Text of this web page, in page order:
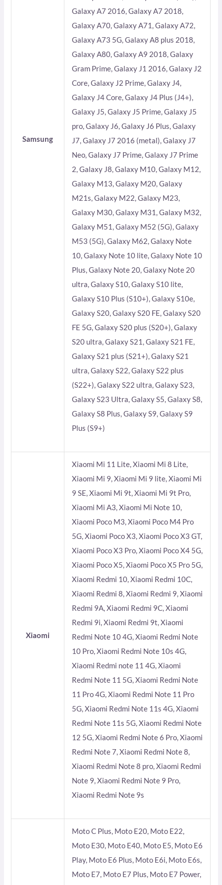
Samsung
Galaxy A7 2016, Galaxy A7 2018,
Galaxy A70, Galaxy A71, Galaxy A72,
Galaxy A73 5G, Galaxy A8 plus 2018,
Galaxy A80, Galaxy A9 2018, Galaxy
Gram Prime, Galaxy J1 2016, Galaxy J2
Core, Galaxy J2 Prime, Galaxy J4,
Galaxy J4 Core, Galaxy J4 Plus (J4+),
Galaxy J5, Galaxy J5 Prime, Galaxy J5
pro, Galaxy J6, Galaxy J6 Plus, Galaxy
J7, Galaxy J7 2016 (metal), Galaxy J7
Neo, Galaxy J7 Prime, Galaxy J7 Prime
2, Galaxy J8, Galaxy M10, Galaxy M12,
Galaxy M13, Galaxy M20, Galaxy
M21s, Galaxy M22, Galaxy M23,
Galaxy M30, Galaxy M31, Galaxy M32,
Galaxy M51, Galaxy M52 (5G), Galaxy
M53 (5G), Galaxy M62, Galaxy Note
10, Galaxy Note 10 lite, Galaxy Note 10
Plus, Galaxy Note 20, Galaxy Note 20
ultra, Galaxy S10, Galaxy S10 lite,
Galaxy S10 Plus (S10+), Galaxy S10e,
Galaxy S20, Galaxy S20 FE, Galaxy S20
FE 5G, Galaxy S20 plus (S20+), Galaxy
S20 ultra, Galaxy S21, Galaxy S21 FE,
Galaxy S21 plus (S21+), Galaxy S21
ultra, Galaxy S22, Galaxy S22 plus
(S22+), Galaxy S22 ultra, Galaxy S23,
Galaxy S23 Ultra, Galaxy S5, Galaxy S8,
Galaxy S8 Plus, Galaxy S9, Galaxy S9
Plus (S9+)
Xiaomi
Xiaomi Mi 11 Lite, Xiaomi Mi 8 Lite,
Xiaomi Mi 9, Xiaomi Mi 9 lite, Xiaomi Mi
9 SE, Xiaomi Mi 9t, Xiaomi Mi 9t Pro,
Xiaomi Mi A3, Xiaomi Mi Note 10,
Xiaomi Poco M3, Xiaomi Poco M4 Pro
5G, Xiaomi Poco X3, Xiaomi Poco X3 GT,
Xiaomi Poco X3 Pro, Xiaomi Poco X4 5G,
Xiaomi Poco X5, Xiaomi Poco X5 Pro 5G,
Xiaomi Redmi 10, Xiaomi Redmi 10C,
Xiaomi Redmi 8, Xiaomi Redmi 9, Xiaomi
Redmi 9A, Xiaomi Redmi 9C, Xiaomi
Redmi 9i, Xiaomi Redmi 9t, Xiaomi
Redmi Note 10 4G, Xiaomi Redmi Note
10 Pro, Xiaomi Redmi Note 10s 4G,
Xiaomi Redmi note 11 4G, Xiaomi
Redmi Note 11 5G, Xiaomi Redmi Note
11 Pro 4G, Xiaomi Redmi Note 11 Pro
5G, Xiaomi Redmi Note 11s 4G, Xiaomi
Redmi Note 11s 5G, Xiaomi Redmi Note
12 5G, Xiaomi Redmi Note 6 Pro, Xiaomi
Redmi Note 7, Xiaomi Redmi Note 8,
Xiaomi Redmi Note 8 pro, Xiaomi Redmi
Note 9, Xiaomi Redmi Note 9 Pro,
Xiaomi Redmi Note 9s
Moto C Plus, Moto E20, Moto E22,
Moto E30, Moto E40, Moto E5, Moto E6
Play, Moto E6 Plus, Moto E6i, Moto E6s,
Moto E7, Moto E7 Plus, Moto E7 Power,